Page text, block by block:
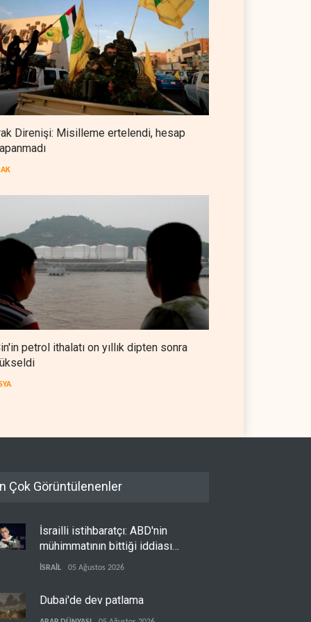
OPEC'ten ayrıldıktan
çıkardı
DÜNYASI
The Telegraph: Hürmüz
kazandığını gösteriyor
BATI YARIM KÜRE
Foreign Affairs: ABD
Ortadoğu'dan elini çekmeli
BATI YARIM KÜRE 07 Ağustos 2026
Suudi Arabistan, Türkiye ve
Pakistan ortak savunma
anlaşması imzaladı
ARAP DÜNYASI 07 Ağustos 2026
Direnişi: Misilleme ertelendi, hesap
petrol ithalatı on yıllık dipten sonra
Çok Görüntülenenler
İsrailli istihbaratçı: ABD'nin
mühimmatının bittiği iddiası
bir iç kavga
İSRAİL 05 Ağustos 2026
Dubai'de dev patlama